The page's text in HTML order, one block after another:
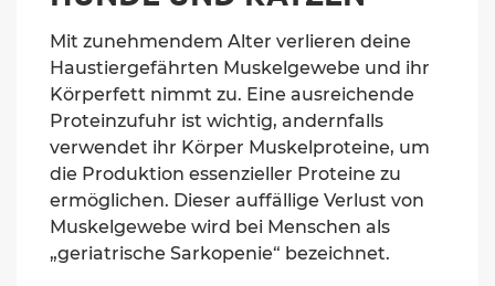
Mit zunehmendem Alter verlieren deine
Haustiergefährten Muskelgewebe und ihr
Körperfett nimmt zu. Eine ausreichende
Proteinzufuhr ist wichtig, andernfalls
verwendet ihr Körper Muskelproteine, um
die Produktion essenzieller Proteine zu
ermöglichen. Dieser auffällige Verlust von
Muskelgewebe wird bei Menschen als
„geriatrische Sarkopenie“ bezeichnet.